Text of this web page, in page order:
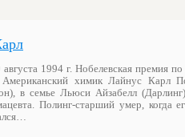
1994 г. Нобелевская премия
химик Лайнус Карл
в семье Льюси Айзабелл
Полинг-старший умер, когда